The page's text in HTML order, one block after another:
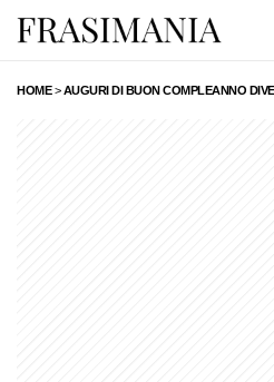
HOME>AUGURI DI BUON COMPLEANNO